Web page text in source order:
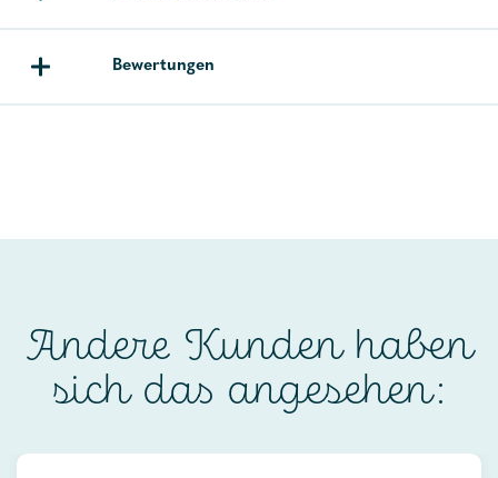
Bewertungen
Andere Kunden haben
sich das angesehen: